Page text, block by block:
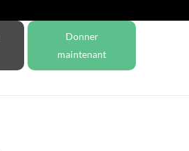
Donner
maintenant